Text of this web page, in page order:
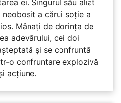
ei. Singurul său aliat
neobosit a cărui soție a
Mânați de dorința de
adevărului, cei doi
și se confruntă
o confruntare explozivă
acțiune.